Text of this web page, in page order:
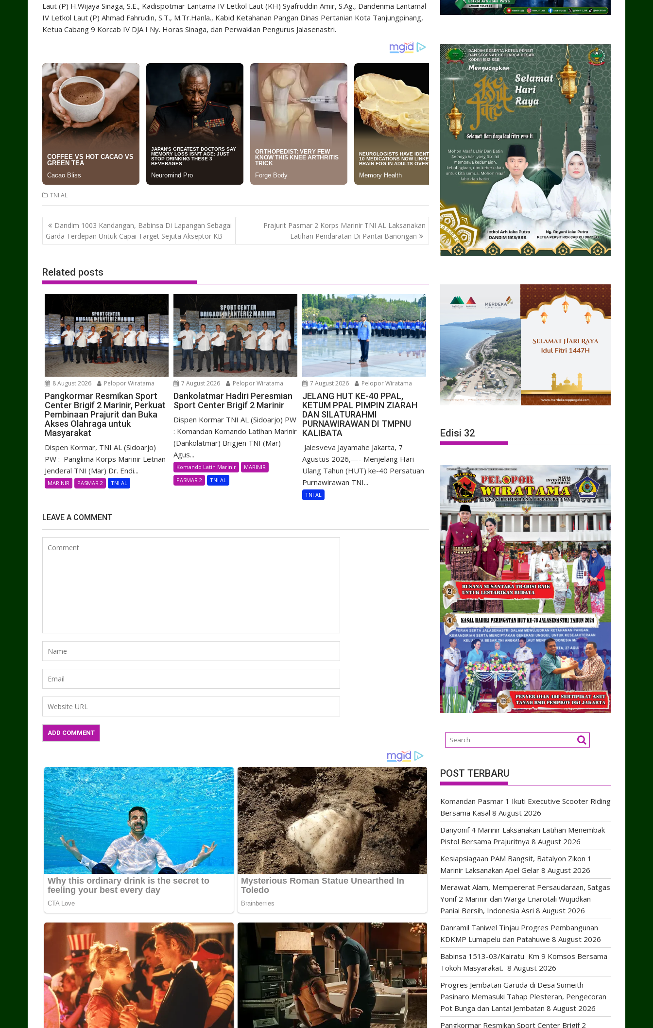
Laut (P) H.Wijaya Sinaga, S.E., Kadispotmar Lantama IV Letkol Laut (KH) Syafruddin Amir, S.Ag., Dandenma Lantamal
IV Letkol Laut (P) Ahmad Fahrudin, S.T., M.Tr.Hanla., Kabid Ketahanan Pangan Dinas Pertanian Kota Tanjungpinang,
Ketua Cabang 9 Korcab IV DJA I Ny. Horas Sinaga, dan Perwakilan Pengurus Jalasenastri.
TNI AL
Post
navigation
Dandim 1003 Kandangan, Babinsa Di Lapangan Sebagai
Garda Terdepan Untuk Capai Target Sejuta Akseptor KB
Prajurit Pasmar 2 Korps Marinir TNI AL Laksanakan
Latihan Pendaratan Di Pantai Banongan
Related posts
8 August 2026 Pelopor Wiratama
Pangkormar Resmikan Sport
Center Brigif 2 Marinir, Perkuat
Pembinaan Prajurit dan Buka
Akses Olahraga untuk
Masyarakat
Dispen Kormar, TNI AL (Sidoarjo)
PW : Panglima Korps Marinir Letnan
Jenderal TNI (Mar) Dr. Endi...
MARINIR PASMAR 2 TNI AL
7 August 2026 Pelopor Wiratama
Dankolatmar Hadiri Peresmian
Sport Center Brigif 2 Marinir
Dispen Kormar TNI AL (Sidoarjo) PW
: Komandan Komando Latihan Marinir
(Dankolatmar) Brigjen TNI (Mar)
Agus...
Komando Latih Marinir
MARINIR
PASMAR 2
TNI AL
7 August 2026 Pelopor Wiratama
JELANG HUT KE-40 PPAL,
KETUM PPAL PIMPIN ZIARAH
DAN SILATURAHMI
PURNAWIRAWAN DI TMPNU
KALIBATA
​ Jalesveva Jayamahe Jakarta, 7
Agustus 2026,—- Menjelang Hari
Ulang Tahun (HUT) ke-40 Persatuan
Purnawirawan TNI...
TNI AL
LEAVE A COMMENT
Edisi 32
POST TERBARU
Komandan Pasmar 1 Ikuti Executive Scooter Riding
Bersama Kasal 8 August 2026
Danyonif 4 Marinir Laksanakan Latihan Menembak
Pistol Bersama Prajuritnya 8 August 2026
Kesiapsiagaan PAM Bangsit, Batalyon Zikon 1
Marinir Laksanakan Apel Gelar 8 August 2026
Merawat Alam, Mempererat Persaudaraan, Satgas
Yonif 2 Marinir dan Warga Enarotali Wujudkan
Paniai Bersih, Indonesia Asri 8 August 2026
Danramil Taniwel Tinjau Progres Pembangunan
KDKMP Lumapelu dan Patahuwe 8 August 2026
Babinsa 1513-03/Kairatu Km 9 Komsos Bersama
Tokoh Masyarakat. 8 August 2026
Progres Jembatan Garuda di Desa Sumeith
Pasinaro Memasuki Tahap Plesteran, Pengecoran
Pot Bunga dan Lantai Jembatan 8 August 2026
Pangkormar Resmikan Sport Center Brigif 2